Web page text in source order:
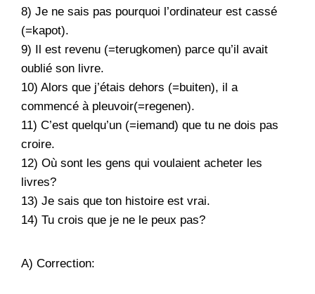
8) Je ne sais pas pourquoi l’ordinateur est cassé
(=kapot).
9) Il est revenu (=terugkomen) parce qu’il avait
oublié son livre.
10) Alors que j’étais dehors (=buiten), il a
commencé à pleuvoir(=regenen).
11) C’est quelqu’un (=iemand) que tu ne dois pas
croire.
12) Où sont les gens qui voulaient acheter les
livres?
13) Je sais que ton histoire est vrai.
14) Tu crois que je ne le peux pas?
A) Correction: